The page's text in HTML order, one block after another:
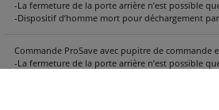
-La fermeture de la porte arrière n’est possible
-Dispositif d’homme mort pour déchargement
Commande ProSave avec pupitre de commande
-La fermeture de la porte arrière n’est possible